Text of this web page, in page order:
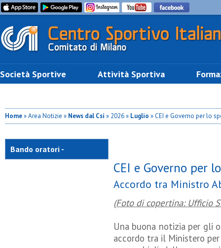
Società Sportive Attività Sportiva
Home» Area Notizie » News dal Csi » 2026 » Luglio » CEI e Governo per lo
Bando oratori -
CEI e Governo per
Accordo tra Ministro
(Foto di copertina: Ufficio
Una buona notizia per gli
accordo tra il Ministero